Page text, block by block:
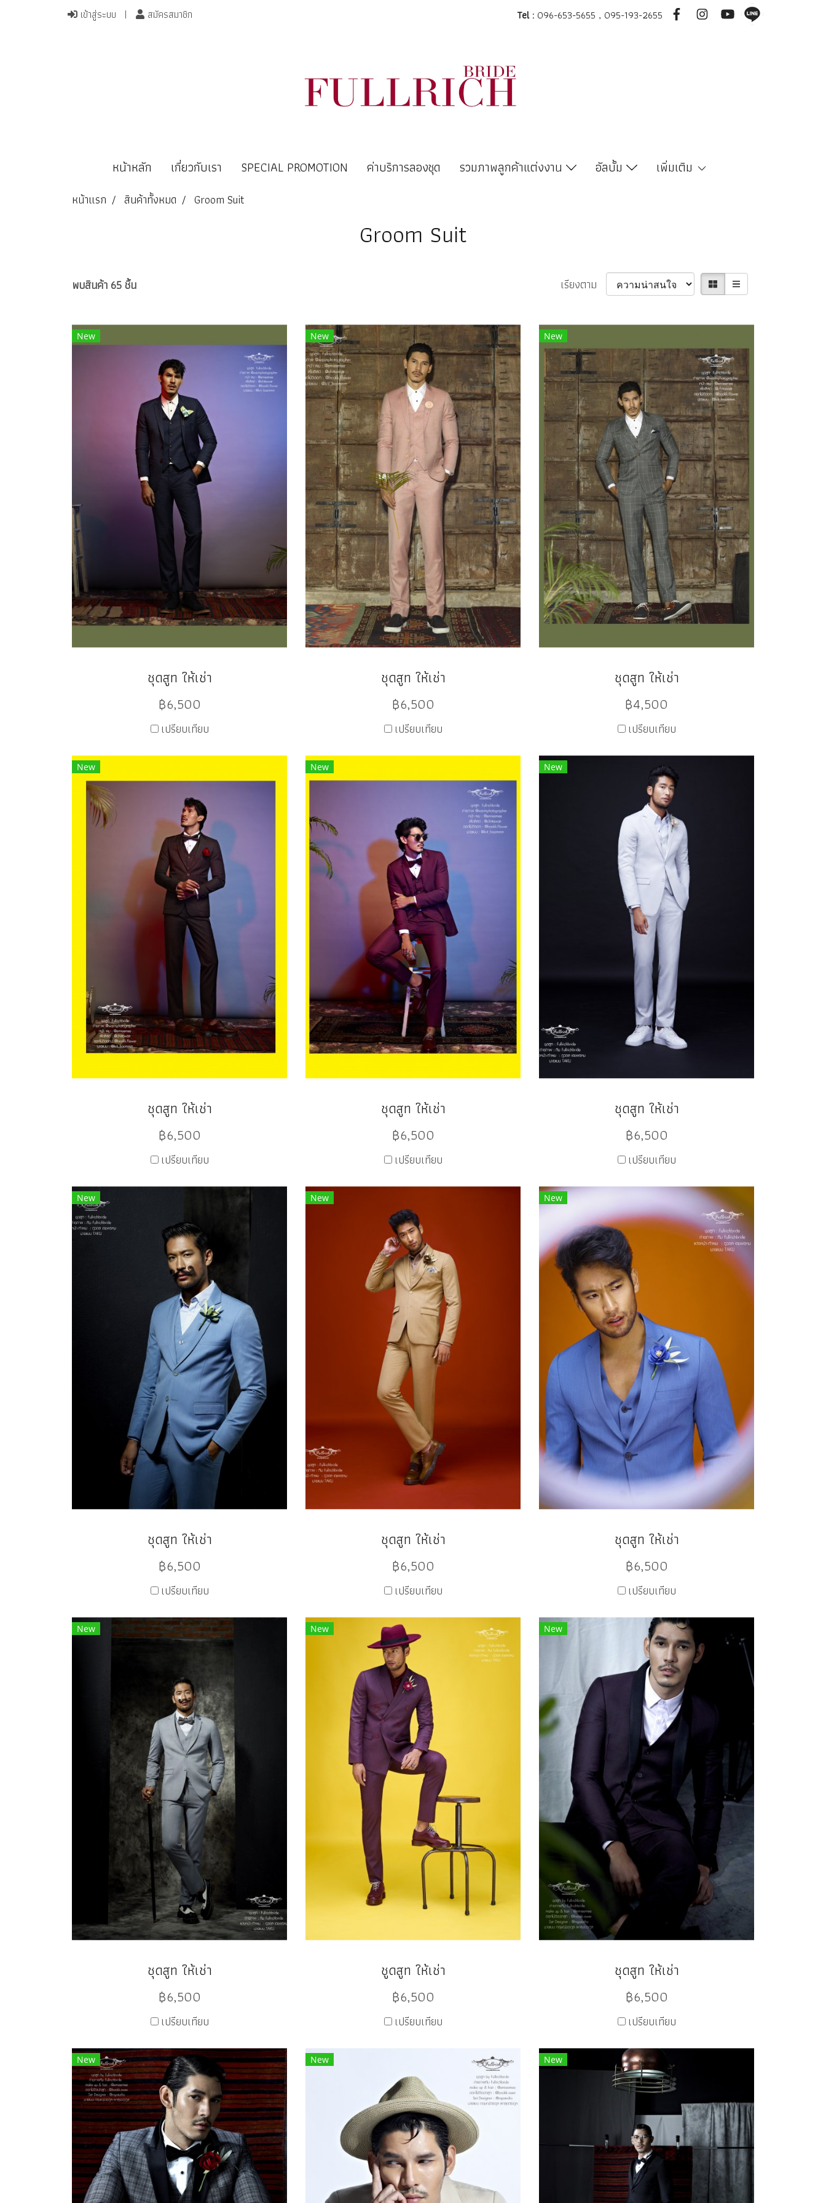
เข้าสู่ระบบ สมัครสมาชิก Tel : 096-653-5655 , 095-193-2655
หน้าหลัก เกี่ยวกับเรา SPECIAL PROMOTION ค่าบริการลองชุด รวมภาพลูกค้าแต่งงาน อัลบั้ม เพิ่มเติม
หน้าแรก สินค้าทั้งหมด Groom Suit
Groom Suit
พบสินค้า 65 ชิ้น เรียงตาม
New
ชุดสูท ให้เช่า
฿6,500
เปรียบเทียบ
New
ชุดสูท ให้เช่า
฿6,500
เปรียบเทียบ
New
ชุดสูท ให้เช่า
฿4,500
เปรียบเทียบ
New
ชุดสูท ให้เช่า
฿6,500
เปรียบเทียบ
New
ชุดสูท ให้เช่า
฿6,500
เปรียบเทียบ
New
ชุดสูท ให้เช่า
฿6,500
เปรียบเทียบ
New
ชุดสูท ให้เช่า
฿6,500
เปรียบเทียบ
New
ชุดสูท ให้เช่า
฿6,500
เปรียบเทียบ
New
ชุดสูท ให้เช่า
฿6,500
เปรียบเทียบ
New
ชุดสูท ให้เช่า
฿6,500
เปรียบเทียบ
New
ชูดสูท ให้เช่า
฿6,500
เปรียบเทียบ
New
ชุดสูท ให้เช่า
฿6,500
เปรียบเทียบ
New New New